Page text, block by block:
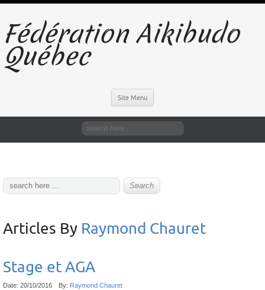
Fédération Aikibudo
Québec
Site Menu
Articles By Raymond Chauret
Stage et AGA
Date: 20/10/2016 By: Raymond Chauret